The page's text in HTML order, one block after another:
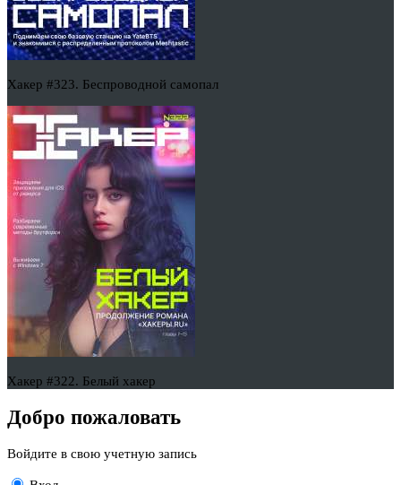
Хакер #323. Беспроводной самопал
Хакер #322. Белый хакер
Добро пожаловать
Войдите в свою учетную запись